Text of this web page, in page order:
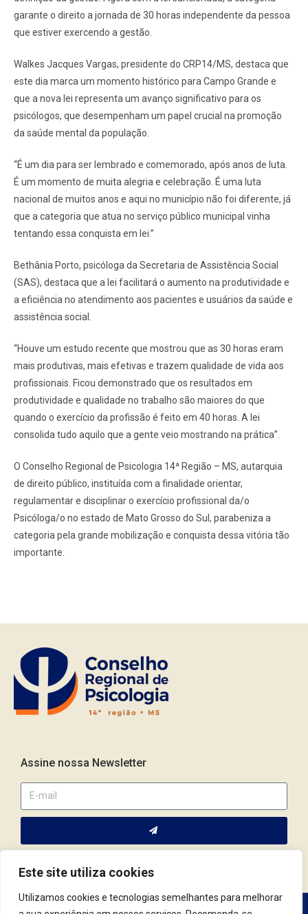
Este site utiliza cookies
Utilizamos cookies e tecnologias semelhantes para melhorar
garante o direito a jornada de 30 horas independente da pessoa
que estiver exercendo a gestão.
Walkes Jacques Vargas, presidente do CRP14/MS, destaca que
este dia marca um momento histórico para Campo Grande e
que a nova lei representa um avanço significativo para os
psicólogos, que desempenham um papel crucial na promoção
da saúde mental da população.
“É um dia para ser lembrado e comemorado, após anos de luta.
É um momento de muita alegria e celebração. É uma luta
nacional de muitos anos e aqui no município não foi diferente, já
que a categoria que atua no serviço público municipal vinha
tentando essa conquista em lei.”
Bethânia Porto, psicóloga da Secretaria de Assistência Social
(SAS), destaca que a lei facilitará o aumento na produtividade e
a eficiência no atendimento aos pacientes e usuários da saúde e
assistência social.
“Houve um estudo recente que mostrou que as 30 horas eram
mais produtivas, mais efetivas e trazem qualidade de vida aos
profissionais. Ficou demonstrado que os resultados em
produtividade e qualidade no trabalho são maiores do que
quando o exercício da profissão é feito em 40 horas. A lei
consolida tudo aquilo que a gente veio mostrando na prática”.
O Conselho Regional de Psicologia 14ª Região – MS, autarquia
de direito público, instituída com a finalidade orientar,
regulamentar e disciplinar o exercício profissional da/o
Psicóloga/o no estado de Mato Grosso do Sul, parabeniza a
categoria pela grande mobilização e conquista dessa vitória tão
importante.
Assine nossa Newsletter